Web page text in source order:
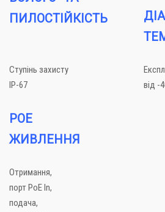
ПИЛОСТІЙКІСТЬ
Ступінь захисту
IP-67
від -
POE
ЖИВЛЕННЯ
Отримання,
порт PoE In,
подача,